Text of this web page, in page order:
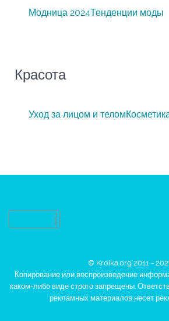
Модница 2024Тенденции моды
Красота
Уход за лицом и телом
© Kroika.org 2011 -
Копирование или воспроизведение
каком-либо виде строго запрещены.
рекламных материалов несет